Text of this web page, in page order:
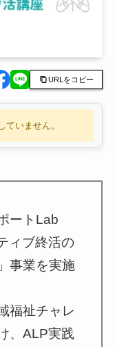
URLをコピー
いません。
ートLab
ィブ終活の
事業を実施
福祉チャレ
、ALP実践